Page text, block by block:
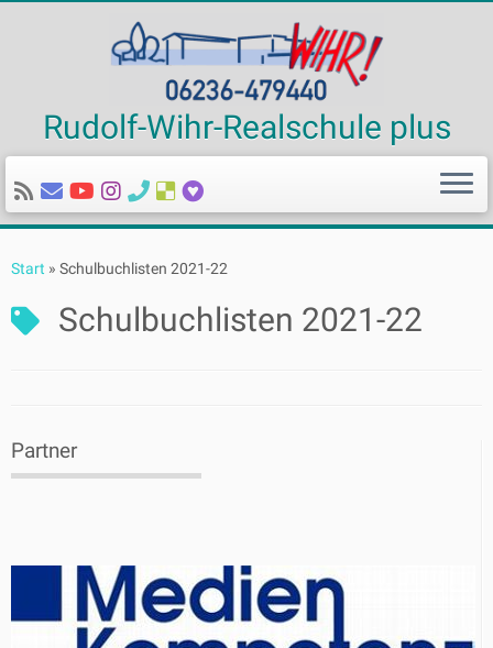
Inhalt
Rudolf-Wihr-Realschule plus
Start » Schulbuchlisten 2021-22
Schulbuchlisten 2021-22
Partner